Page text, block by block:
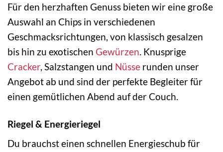
Für den herzhaften Genuss bieten wir eine große
Auswahl an Chips in verschiedenen
Geschmacksrichtungen, von klassisch gesalzen
bis hin zu exotischen Gewürzen. Knusprige
Cracker, Salzstangen und Nüsse runden unser
Angebot ab und sind der perfekte Begleiter für
einen gemütlichen Abend auf der Couch.
Riegel & Energieriegel
Du brauchst einen schnellen Energieschub für